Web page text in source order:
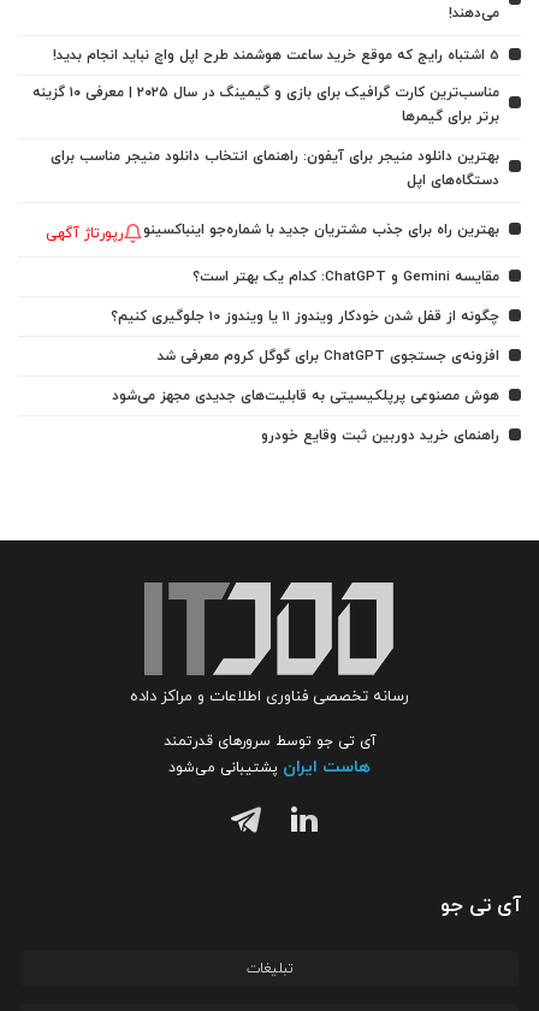
می‌دهند!
5 اشتباه رایج که موقع خرید ساعت هوشمند طرح اپل واچ نباید انجام بدید!
مناسب‌ترین کارت گرافیک برای بازی و گیمینگ در سال ۲۰۲۵ | معرفی ۱۰ گزینه
برتر برای گیمرها
بهترین دانلود منیجر برای آیفون: راهنمای انتخاب دانلود منیجر مناسب برای
دستگاه‌های اپل
بهترین راه برای جذب مشتریان جدید با شماره‌جو اینباکسینو رپورتاژ آگهی
مقایسه Gemini و ChatGPT: کدام یک بهتر است؟
چگونه از قفل شدن خودکار ویندوز 11 یا ویندوز 10 جلوگیری کنیم؟
افزونه‌ی جستجوی ChatGPT برای گوگل کروم معرفی شد
هوش مصنوعی پرپلکیسیتی به قابلیت‌های جدیدی مجهز می‌شود
راهنمای خرید دوربین ثبت وقایع خودرو
رسانه تخصصی فناوری اطلاعات و مراکز داده
آی تی جو توسط سرورهای قدرتمند
هاست ایران پشتیبانی می‌شود
آی تی جو
تبلیغات